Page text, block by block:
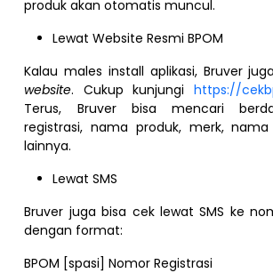
produk akan otomatis muncul.
Lewat Website Resmi BPOM
Kalau males install aplikasi, Bruver
website. Cukup kunjungi https://
Terus, Bruver bisa mencari
registrasi, nama produk, merk,
lainnya.
Lewat SMS
Bruver juga bisa cek lewat SMS ke
dengan format:
BPOM [spasi] Nomor Registrasi